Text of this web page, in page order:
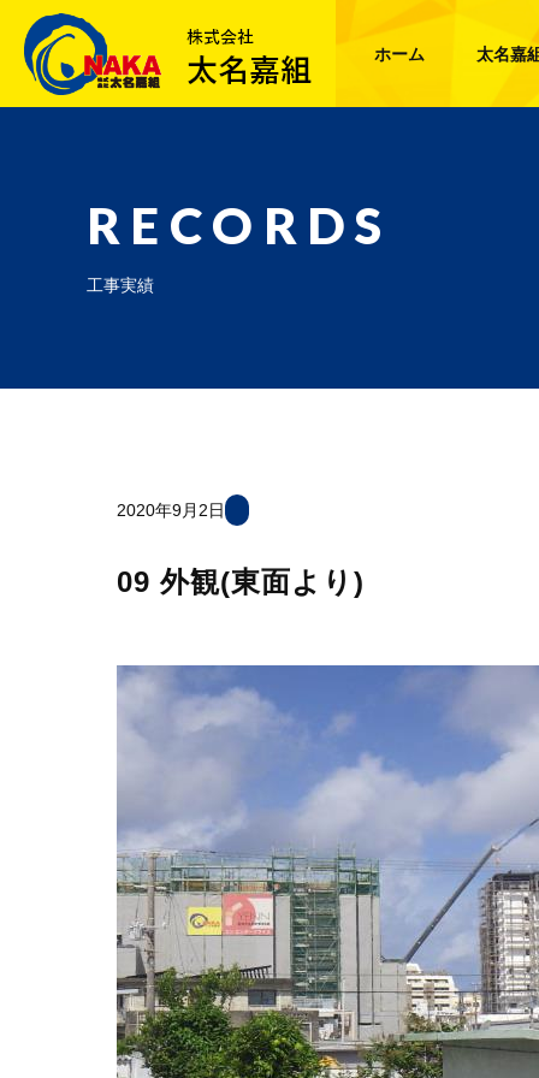
ホーム 太名嘉
RECORDS
工事実績
2020年9月2日
09 外観(東面より)